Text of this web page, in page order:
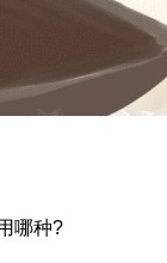
哪种?